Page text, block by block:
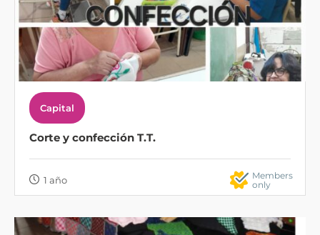
Capital
Corte y confección T.T.
1 año
Members
only